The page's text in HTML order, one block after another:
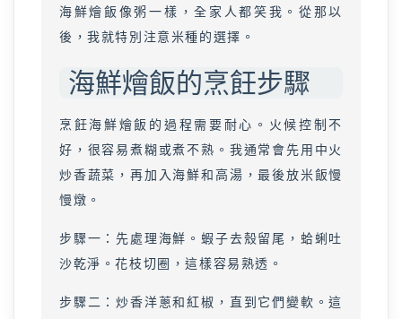
海鮮燴飯像粥一樣，全家人都笑我。從那以
後，我就特別注意米種的選擇。
海鮮燴飯的烹飪步驟
烹飪海鮮燴飯的過程需要耐心。火候控制不
好，很容易煮糊或煮不熟。我通常會先用中火
炒香蔬菜，再加入海鮮和高湯，最後放米飯慢
慢燉。
步驟一：先處理海鮮。蝦子去殼留尾，蛤蜊吐
沙乾淨。花枝切圈，這樣容易熟透。
步驟二：炒香洋蔥和紅椒，直到它們變軟。這